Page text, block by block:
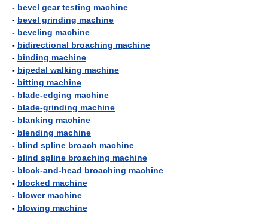
- bevel gear testing machine
- bevel grinding machine
- beveling machine
- bidirectional broaching machine
- binding machine
- bipedal walking machine
- bitting machine
- blade-edging machine
- blade-grinding machine
- blanking machine
- blending machine
- blind spline broach machine
- blind spline broaching machine
- block-and-head broaching machine
- blocked machine
- blower machine
- blowing machine